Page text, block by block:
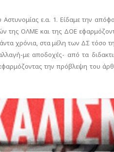
ε.α. 1. Είδαμε την
της ΟΛΜΕ και της ΔΟΕ
χρόνια, στα μέλη των ΔΣ τόσο
με αποδοχές- από τα
την πρόβλεψη του